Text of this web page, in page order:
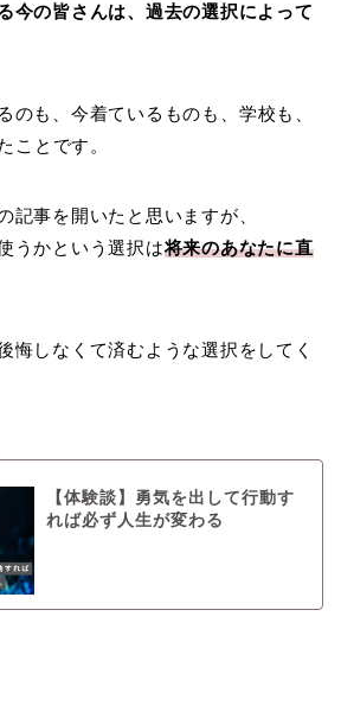
今の皆さんは、過去の選択によって
のも、今着ているものも、 学校も、
ことです。
記事を開いたと思いますが、
うかという選択は将来のあなたに直
悔しなくて済むような選択をしてく
【体験談】勇気を出して行動す
れば必ず人生が変わる